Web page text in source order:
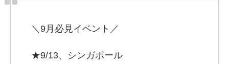
＼9月必見イベント／
★9/13、シンガポール